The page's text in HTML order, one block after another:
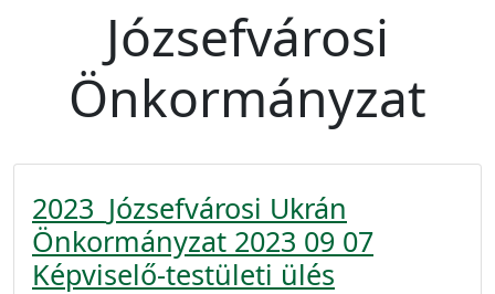
Józsefvárosi
Önkormányzat
2023_Józsefvárosi Ukrán
Önkormányzat 2023 09 07
Képviselő-testületi ülés